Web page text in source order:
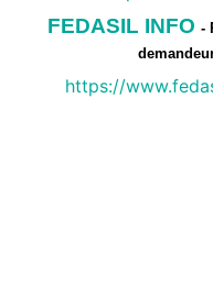
FEDASIL INFO -
https://